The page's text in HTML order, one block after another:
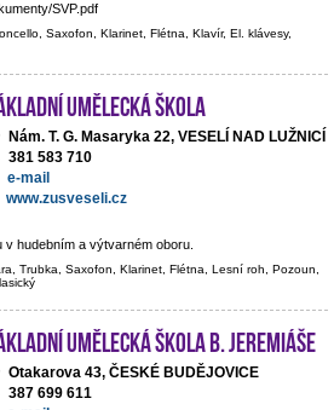
SVP.pdf
Saxofon, Klarinet, Flétna, Klavír, El. klávesy,
umělecká škola
Nám. T. G. Masaryka 22, VESELÍ NAD LUŽNICÍ
381 583 710
e-mail
www.zusveseli.cz
hudebním a výtvarném oboru.
Trubka, Saxofon, Klarinet, Flétna, Lesní roh, Pozoun,
umělecká škola B. Jeremiáše
Otakarova 43, ČESKÉ BUDĚJOVICE
387 699 611